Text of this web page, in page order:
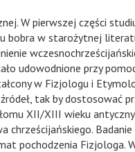
W pierwszej części
bobra w starożytnej
udowodnione przy
w Fizjologu i
tak by dostosować
XII/XIII wieku
chrześcijańskiego.
pochodzenia Fizjologa.